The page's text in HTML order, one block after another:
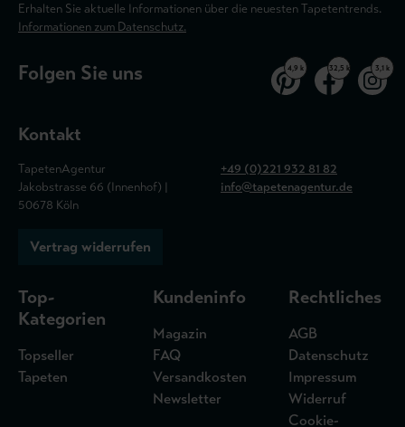
Erhalten Sie aktuelle Informationen über die neuesten Tapetentrends.
Informationen zum Datenschutz.
Folgen Sie uns 4,9 k 32,5 k 3,1 k
Kontakt
TapetenAgentur
Jakobstrasse 66 (Innenhof) |
50678 Köln
+49 (0)221 932 81 82
info@tapetenagentur.de
Vertrag widerrufen
Top-
Kategorien
Topseller
Tapeten
Kundeninfo
Magazin
FAQ
Versandkosten
Newsletter
Rechtliches
AGB
Datenschutz
Impressum
Widerruf
Cookie-